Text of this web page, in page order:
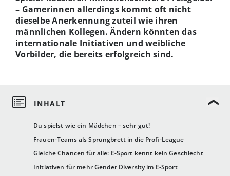
Du spielst wie ein Mädchen – sehr gut!
Frauen-Teams als Sprungbrett in die Profi-League
Gleiche Chancen für alle: E-Sport kennt kein Geschlecht
Initiativen für mehr Gender Diversity im E-Sport
– Gamerinnen allerdings kommt oft nicht
dieselbe Anerkennung zuteil wie ihren
männlichen Kollegen. Ändern könnten das
internationale Initiativen und weibliche
Vorbilder, die bereits erfolgreich sind.